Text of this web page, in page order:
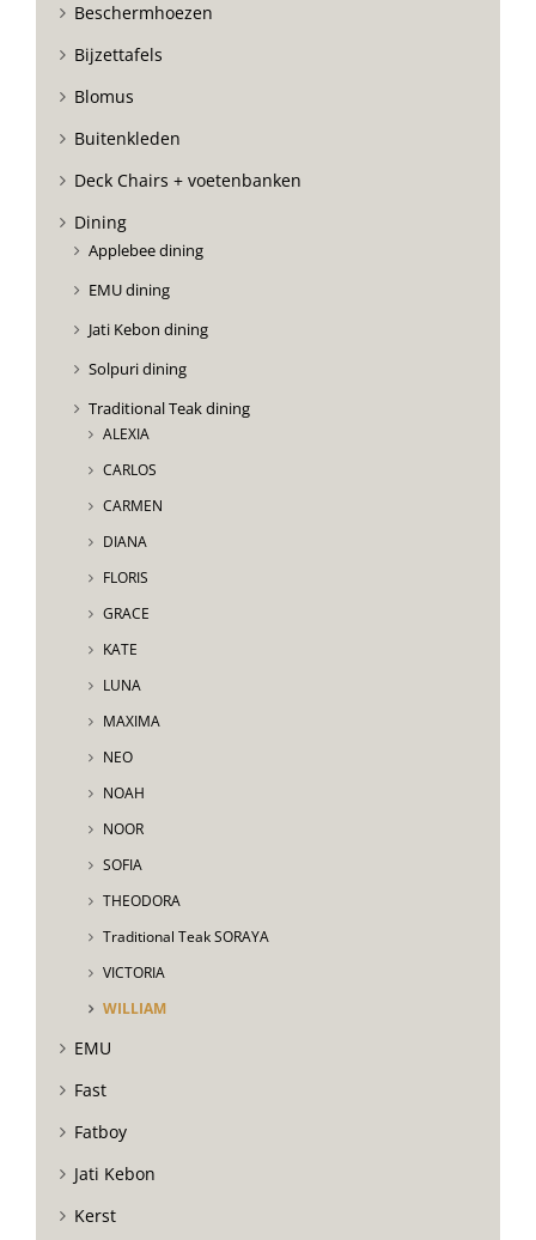
Beschermhoezen
Bijzettafels
Blomus
Buitenkleden
Deck Chairs + voetenbanken
Dining
Applebee dining
EMU dining
Jati Kebon dining
Solpuri dining
Traditional Teak dining
ALEXIA
CARLOS
CARMEN
DIANA
FLORIS
GRACE
KATE
LUNA
MAXIMA
NEO
NOAH
NOOR
SOFIA
THEODORA
Traditional Teak SORAYA
VICTORIA
WILLIAM
EMU
Fast
Fatboy
Jati Kebon
Kerst